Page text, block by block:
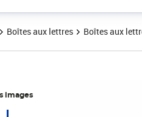
Boîtes aux lettres Boîtes aux
images